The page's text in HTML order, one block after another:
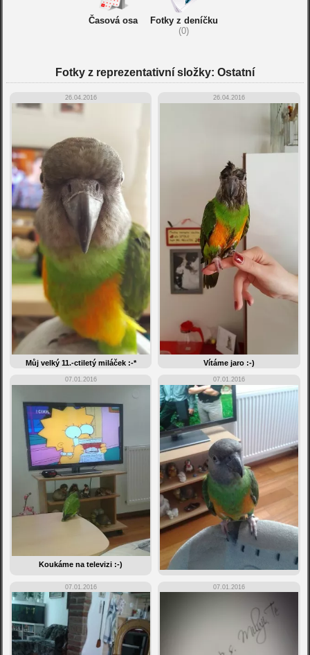
Časová osa
Fotky z deníčku
(0)
Fotky z reprezentativní složky: Ostatní
26.04.2016
Můj velký 11.-ctiletý miláček :-*
26.04.2016
Vítáme jaro :-)
07.01.2016
Koukáme na televizi :-)
07.01.2016
07.01.2016 07.01.2016